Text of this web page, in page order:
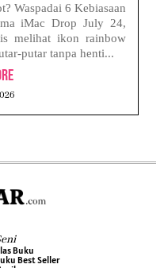
Waspadai 6 Kebiasaan
iMac Drop July 24,
melihat ikon rainbow
putar tanpa henti...
Buku
Best Seller